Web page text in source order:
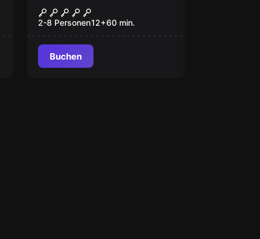
Der Schatz des
Komturs
2-8 Personen12+60 min.
Buchen